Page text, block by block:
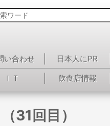
い合わせ
日本人にPR
ＩＴ 飲食店情報
31回目）